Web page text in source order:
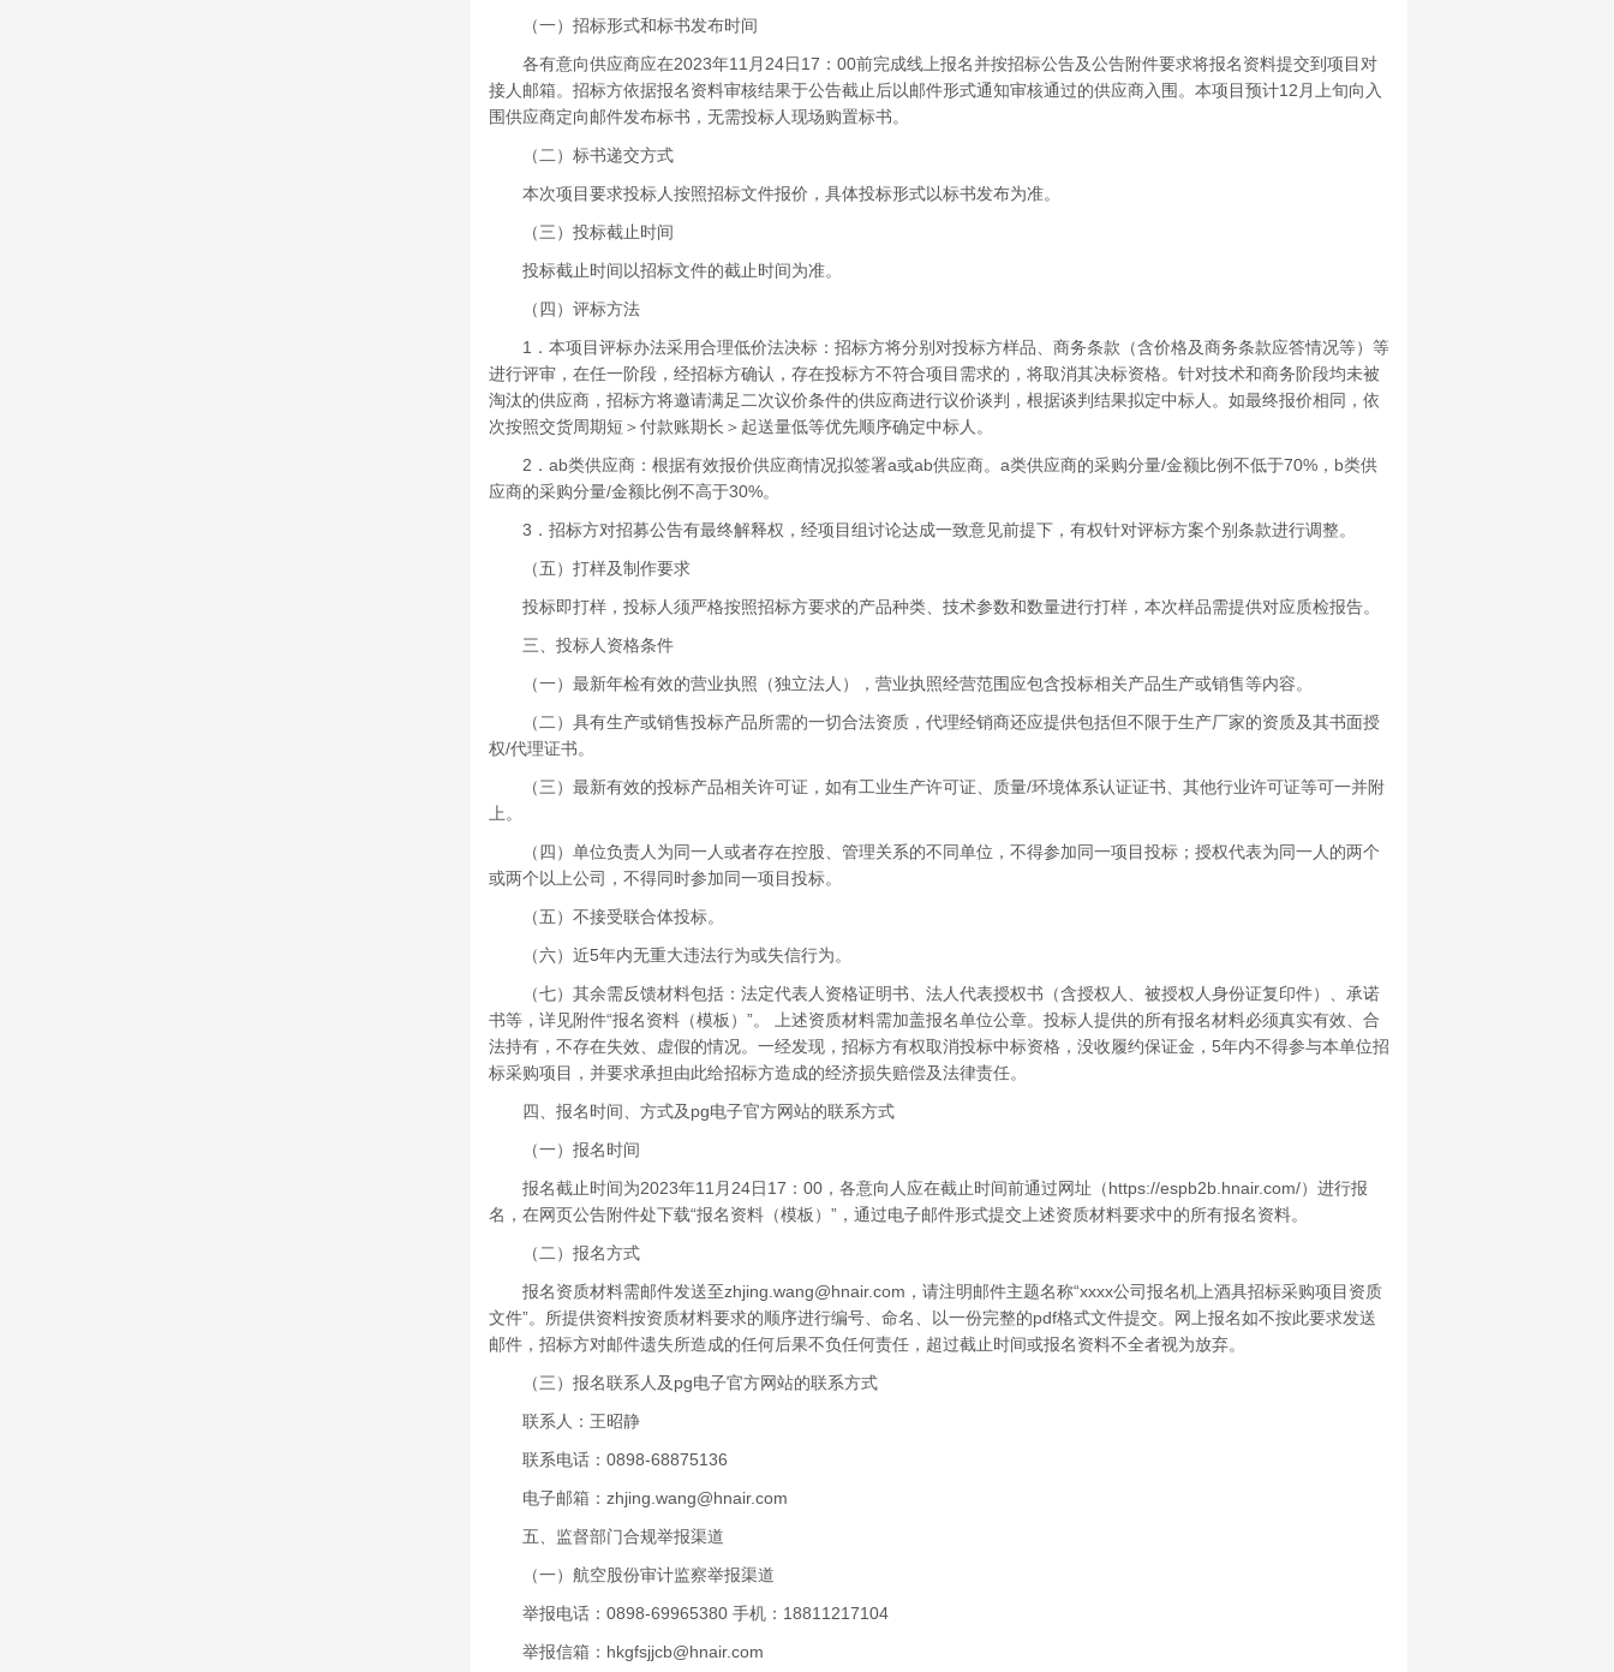
（一）招标形式和标书发布时间
各有意向供应商应在2023年11月24日17：00前完成线上报名并按招标公告及公告附件要求将报名资料提交到项目对
接人邮箱。招标方依据报名资料审核结果于公告截止后以邮件形式通知审核通过的供应商入围。本项目预计12月上旬向入
围供应商定向邮件发布标书，无需投标人现场购置标书。
（二）标书递交方式
本次项目要求投标人按照招标文件报价，具体投标形式以标书发布为准。
（三）投标截止时间
投标截止时间以招标文件的截止时间为准。
（四）评标方法
1．本项目评标办法采用合理低价法决标：招标方将分别对投标方样品、商务条款（含价格及商务条款应答情况等）等
进行评审，在任一阶段，经招标方确认，存在投标方不符合项目需求的，将取消其决标资格。针对技术和商务阶段均未被
淘汰的供应商，招标方将邀请满足二次议价条件的供应商进行议价谈判，根据谈判结果拟定中标人。如最终报价相同，依
次按照交货周期短＞付款账期长＞起送量低等优先顺序确定中标人。
2．ab类供应商：根据有效报价供应商情况拟签署a或ab供应商。a类供应商的采购分量/金额比例不低于70%，b类供
应商的采购分量/金额比例不高于30%。
3．招标方对招募公告有最终解释权，经项目组讨论达成一致意见前提下，有权针对评标方案个别条款进行调整。
（五）打样及制作要求
投标即打样，投标人须严格按照招标方要求的产品种类、技术参数和数量进行打样，本次样品需提供对应质检报告。
三、投标人资格条件
（一）最新年检有效的营业执照（独立法人），营业执照经营范围应包含投标相关产品生产或销售等内容。
（二）具有生产或销售投标产品所需的一切合法资质，代理经销商还应提供包括但不限于生产厂家的资质及其书面授
权/代理证书。
（三）最新有效的投标产品相关许可证，如有工业生产许可证、质量/环境体系认证证书、其他行业许可证等可一并附
上。
（四）单位负责人为同一人或者存在控股、管理关系的不同单位，不得参加同一项目投标；授权代表为同一人的两个
或两个以上公司，不得同时参加同一项目投标。
（五）不接受联合体投标。
（六）近5年内无重大违法行为或失信行为。
（七）其余需反馈材料包括：法定代表人资格证明书、法人代表授权书（含授权人、被授权人身份证复印件）、承诺
书等，详见附件“报名资料（模板）”。 上述资质材料需加盖报名单位公章。投标人提供的所有报名材料必须真实有效、合
法持有，不存在失效、虚假的情况。一经发现，招标方有权取消投标中标资格，没收履约保证金，5年内不得参与本单位招
标采购项目，并要求承担由此给招标方造成的经济损失赔偿及法律责任。
四、报名时间、方式及pg电子官方网站的联系方式
（一）报名时间
报名截止时间为2023年11月24日17：00，各意向人应在截止时间前通过网址（https://espb2b.hnair.com/）进行报
名，在网页公告附件处下载“报名资料（模板）”，通过电子邮件形式提交上述资质材料要求中的所有报名资料。
（二）报名方式
报名资质材料需邮件发送至zhjing.wang@hnair.com ，请注明邮件主题名称“xxxx公司报名机上酒具招标采购项目资质
文件”。所提供资料按资质材料要求的顺序进行编号、命名、以一份完整的pdf格式文件提交。网上报名如不按此要求发送
邮件，招标方对邮件遗失所造成的任何后果不负任何责任，超过截止时间或报名资料不全者视为放弃。
（三）报名联系人及pg电子官方网站的联系方式
联系人：王昭静
联系电话：0898-68875136
电子邮箱： zhjing.wang@hnair.com
五、监督部门合规举报渠道
（一）航空股份审计监察举报渠道
举报电话：0898-69965380 手机：18811217104
举报信箱： hkgfsjjcb@hnair.com